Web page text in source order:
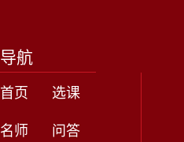
导航
首页
选课
名师
问答